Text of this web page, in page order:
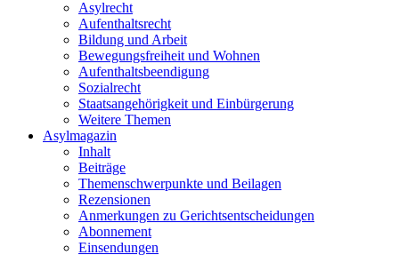
Asylrecht
Aufenthaltsrecht
Bildung und Arbeit
Bewegungsfreiheit und Wohnen
Aufenthaltsbeendigung
Sozialrecht
Staatsangehörigkeit und Einbürgerung
Weitere Themen
Asylmagazin
Inhalt
Beiträge
Themenschwerpunkte und Beilagen
Rezensionen
Anmerkungen zu Gerichtsentscheidungen
Abonnement
Einsendungen